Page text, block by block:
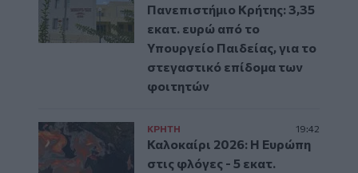
Πανεπιστήμιο Κρήτης: 3,35
εκατ. ευρώ από το
Υπουργείο Παιδείας, για το
στεγαστικό επίδομα των
φοιτητών
ΚΡΗΤΗ 19:42
Καλοκαίρι 2026: Η Ευρώπη
στις φλόγες - 5 εκατ.